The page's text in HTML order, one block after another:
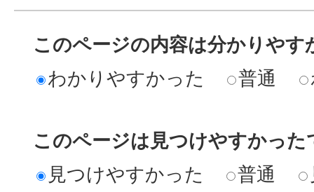
このページの内容は分かりやす
わかりやすかった
普通
このページは見つけやすかった
見つけやすかった
普通